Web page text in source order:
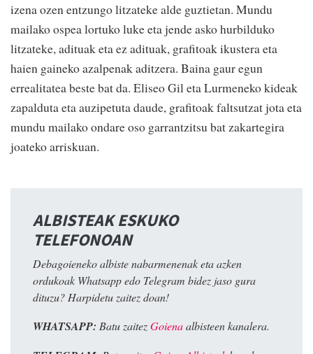
izena ozen entzungo litzateke alde guztietan. Mundu
mailako ospea lortuko luke eta jende asko hurbilduko
litzateke, adituak eta ez adituak, grafitoak ikustera eta
haien gaineko azalpenak aditzera. Baina gaur egun
errealitatea beste bat da. Eliseo Gil eta Lurmeneko kideak
zapalduta eta auzipetuta daude, grafitoak faltsutzat jota eta
mundu mailako ondare oso garrantzitsu bat zakartegira
joateko arriskuan.
ALBISTEAK ESKUKO
TELEFONOAN
Debagoieneko albiste nabarmenenak eta azken
ordukoak Whatsapp edo Telegram bidez jaso gura
dituzu? Harpidetu zaitez doan!
WHATSAPP: Batu zaitezGoienaalbisteen kanalera.